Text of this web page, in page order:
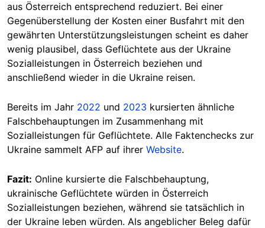
aus Österreich entsprechend reduziert. Bei einer
Gegenüberstellung der Kosten einer Busfahrt mit den
gewährten Unterstützungsleistungen scheint es daher
wenig plausibel, dass Geflüchtete aus der Ukraine
Sozialleistungen in Österreich beziehen und
anschließend wieder in die Ukraine reisen.
Bereits im Jahr 2022 und 2023 kursierten ähnliche
Falschbehauptungen im Zusammenhang mit
Sozialleistungen für Geflüchtete. Alle Faktenchecks zur
Ukraine sammelt AFP auf ihrer Website.
Fazit: Online kursierte die Falschbehauptung,
ukrainische Geflüchtete würden in Österreich
Sozialleistungen beziehen, während sie tatsächlich in
der Ukraine leben würden. Als angeblicher Beleg dafür